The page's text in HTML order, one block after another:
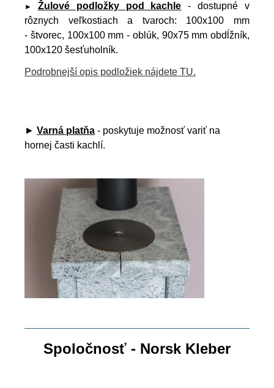
► Žulové podložky pod kachle - dostupné v
rôznych veľkostiach a tvaroch: 100x100 mm
- štvorec, 100x100 mm - oblúk, 90x75 mm obdĺžník,
100x120 šesťuholník.
Podrobnejší opis podložiek nájdete TU.
► Varná platňa - poskytuje možnosť variť na
hornej časti kachlí.
Spoločnosť - Norsk Kleber